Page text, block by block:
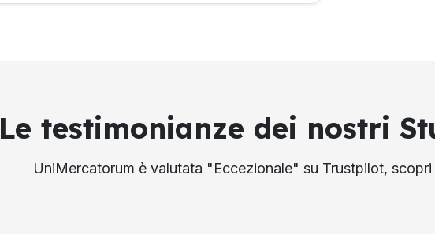
Le testimonianze dei nostri
UniMercatorum è valutata "Eccezionale" su Trustpilot, scopri